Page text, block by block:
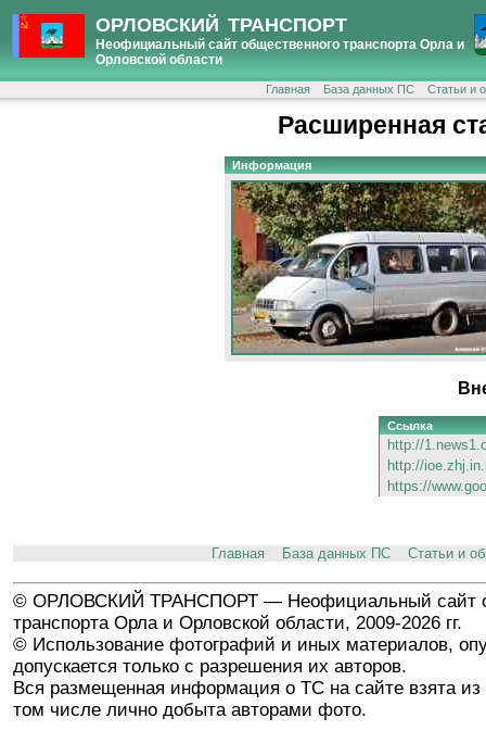
ОРЛОВСКИЙ ТРАНСПОРТ
Неофициальный сайт общественного транспорта Орла и
Орловской области
Главная База данных ПС Статьи и
Расширенная
Информация
Ссылка
http://
http://
https://
Главная База данных ПС Статьи и
© ОРЛОВСКИЙ ТРАНСПОРТ — Неофициальный сайт
транспорта Орла и Орловской области, 2009-2026 гг.
© Использование фотографий и иных материалов,
допускается только с разрешения их авторов.
Вся размещенная информация о ТС на сайте взята из
том числе лично добыта авторами фото.